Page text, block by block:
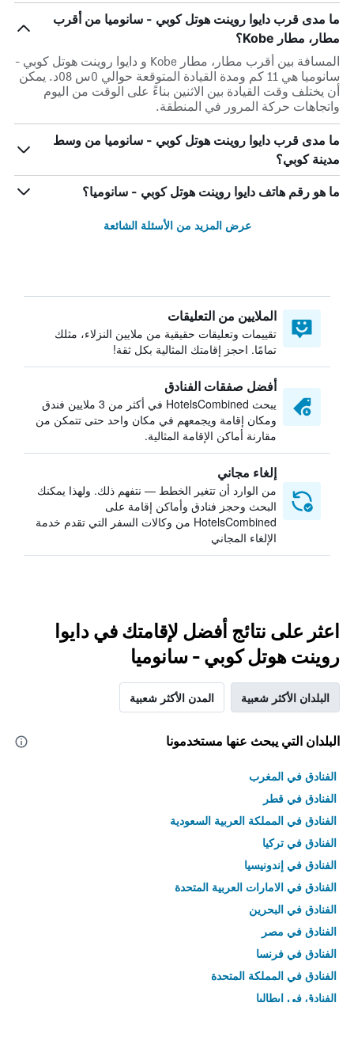
ما مدى قرب دايوا روينت هوتل كوبي - سانوميا من أقرب
مطار، مطار Kobe؟
المسافة بين أقرب مطار، مطار Kobe و دايوا روينت هوتل كوبي -
سانوميا هي 11 كم ومدة القيادة المتوقعة حوالي 0س 08د. يمكن
أن يختلف وقت القيادة بين الاثنين بناءً على الوقت من اليوم
واتجاهات حركة المرور في المنطقة.
ما مدى قرب دايوا روينت هوتل كوبي - سانوميا من وسط
مدينة كوبي؟
ما هو رقم هاتف دايوا روينت هوتل كوبي - سانوميا؟
عرض المزيد من الأسئلة الشائعة
الملايين من التعليقات
تقييمات وتعليقات حقيقية من ملايين النزلاء، مثلك
تمامًا. احجز إقامتك المثالية بكل ثقة!
أفضل صفقات الفنادق
يبحث HotelsCombined في أكثر من 3 ملايين فندق
ومكان إقامة ويجمعهم في مكان واحد حتى تتمكن من
مقارنة أماكن الإقامة المثالية.
إلغاء مجاني
من الوارد أن تتغير الخطط — نتفهم ذلك. ولهذا يمكنك
البحث وحجز فنادق وأماكن إقامة على
HotelsCombined من وكالات السفر التي تقدم خدمة
الإلغاء المجاني
اعثر على نتائج أفضل لإقامتك في دايوا
روينت هوتل كوبي - سانوميا
البلدان الأكثر شعبية المدن الأكثر شعبية
البلدان التي يبحث عنها مستخدمونا
الفنادق في المغرب
الفنادق في قطر
الفنادق في المملكة العربية السعودية
الفنادق في تركيا
الفنادق في إندونيسيا
الفنادق في الامارات العربية المتحدة
الفنادق في البحرين
الفنادق في مصر
الفنادق في فرنسا
الفنادق في المملكة المتحدة
الفنادق في إيطاليا